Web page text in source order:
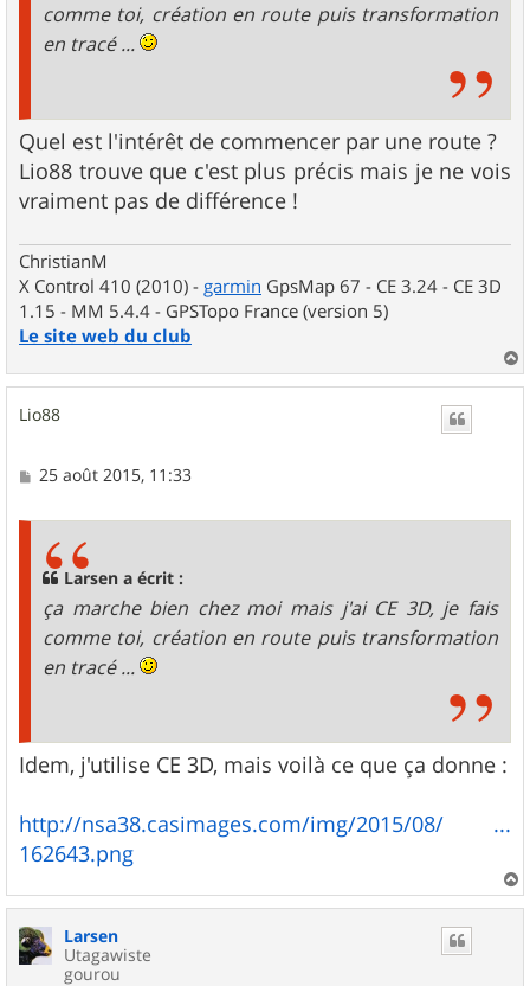
comme toi, création en route puis transformation
en tracé ...
Quel est l'intérêt de commencer par une route ?
Lio88 trouve que c'est plus précis mais je ne vois
vraiment pas de différence !
ChristianM
X Control 410 (2010) - garmin GpsMap 67 - CE 3.24 - CE 3D
1.15 - MM 5.4.4 - GPSTopo France (version 5)
Le site web du club
a
Lio88
M
25 août 2015, 11:33
Larsen a écrit :
ça marche bien chez moi mais j'ai CE 3D, je fais
comme toi, création en route puis transformation
en tracé ...
Idem, j'utilise CE 3D, mais voilà ce que ça donne :
http://nsa38.casimages.com/img/2015/08/ ...
162643.png
a
Larsen
Utagawiste
gourou